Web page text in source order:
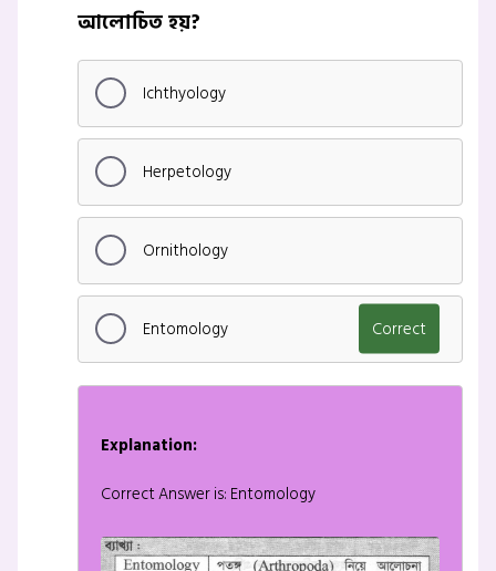
আলোচিত হয়?
Ichthyology
Herpetology
Ornithology
Entomology Correct
Explanation:
Correct Answer is: Entomology